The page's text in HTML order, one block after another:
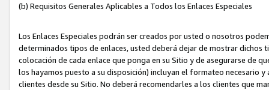
(b) Requisitos Generales Aplicables a Todos los Enlaces Especiales
Los Enlaces Especiales podrán ser creados por usted o nosotros
determinados tipos de enlaces, usted deberá dejar de mostrar dichos
colocación de cada enlace que ponga en su Sitio y de asegurarse de
los hayamos puesto a su disposición) incluyan el formateo necesario
clientes desde su Sitio. No deberá recomendarles a los clientes que